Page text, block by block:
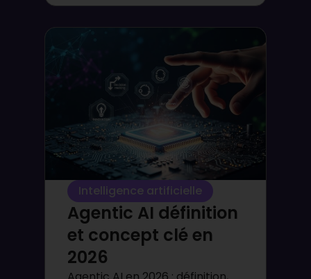
Intelligence artificielle
Agentic AI définition
et concept clé en
2026